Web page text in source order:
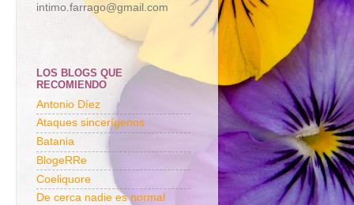
intimo.farrago@gmail.com
LOS BLOGS QUE
RECOMIENDO
Antonio Díez
Ataques sincerígenos
Batania
BlogeRRe
Coeliquore
De cerca nadie es normal